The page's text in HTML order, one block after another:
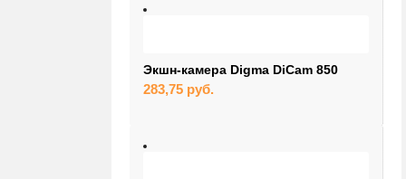
Экшн-камера Digma DiCam 850
283,75 руб.